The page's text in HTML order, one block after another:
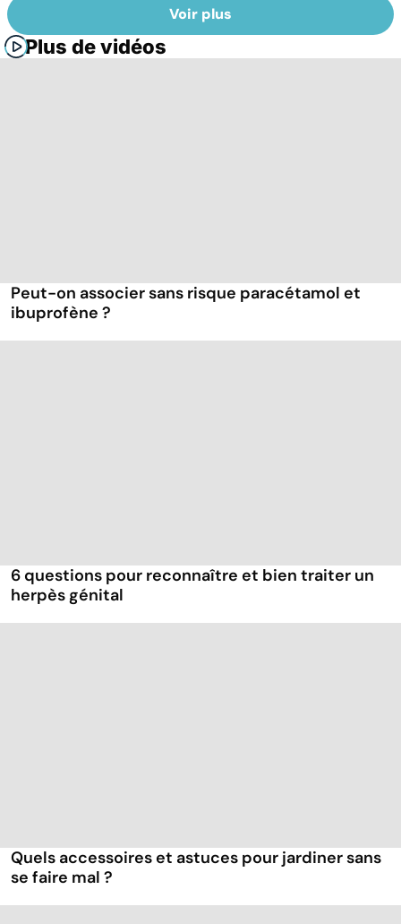
Voir plus
Plus de vidéos
Peut-on associer sans risque paracétamol et
ibuprofène ?
6 questions pour reconnaître et bien traiter un
herpès génital
Quels accessoires et astuces pour jardiner sans
se faire mal ?